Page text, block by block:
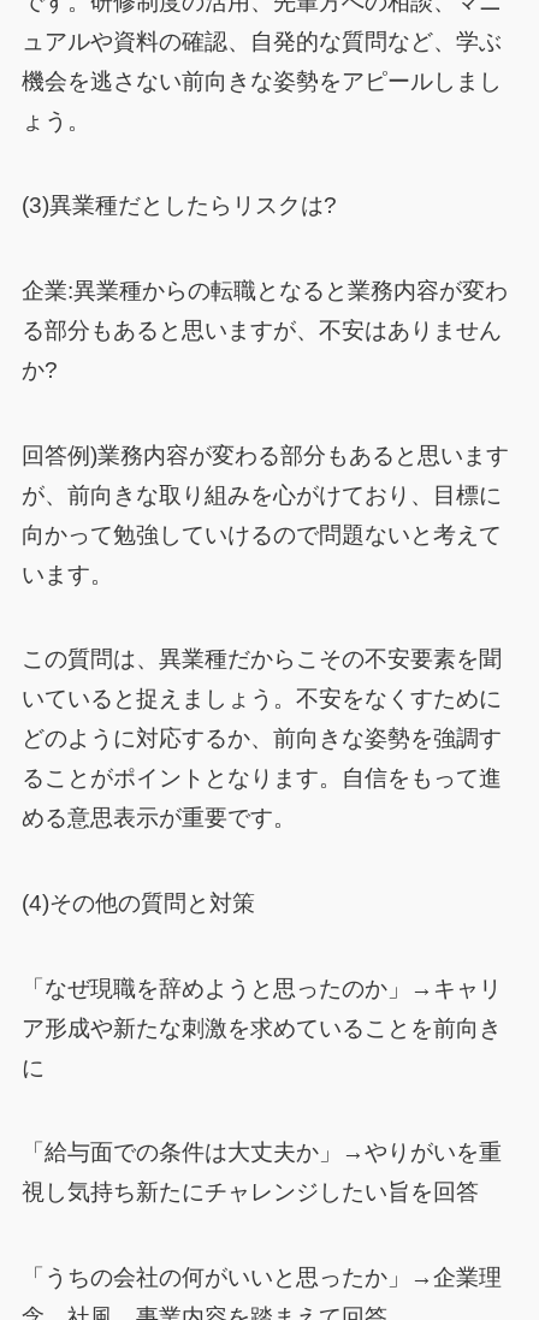
ュアルや資料の確認、自発的な質問など、学ぶ
機会を逃さない前向きな姿勢をアピールしまし
ょう。
(3)異業種だとしたらリスクは?
企業:異業種からの転職となると業務内容が変わ
る部分もあると思いますが、不安はありません
か?
回答例)業務内容が変わる部分もあると思います
が、前向きな取り組みを心がけており、目標に
向かって勉強していけるので問題ないと考えて
います。
この質問は、異業種だからこその不安要素を聞
いていると捉えましょう。不安をなくすために
どのように対応するか、前向きな姿勢を強調す
ることがポイントとなります。自信をもって進
める意思表示が重要です。
(4)その他の質問と対策
「なぜ現職を辞めようと思ったのか」→キャリ
ア形成や新たな刺激を求めていることを前向き
に
「給与面での条件は大丈夫か」→やりがいを重
視し気持ち新たにチャレンジしたい旨を回答
「うちの会社の何がいいと思ったか」→企業理